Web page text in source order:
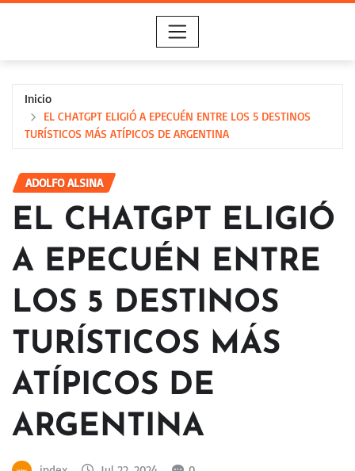
Inicio
EL CHATGPT ELIGIÓ A EPECUÉN ENTRE LOS 5 DESTINOS
TURÍSTICOS MÁS ATÍPICOS DE ARGENTINA
ADOLFO ALSINA
EL CHATGPT ELIGIÓ
A EPECUÉN ENTRE
LOS 5 DESTINOS
TURÍSTICOS MÁS
ATÍPICOS DE
ARGENTINA